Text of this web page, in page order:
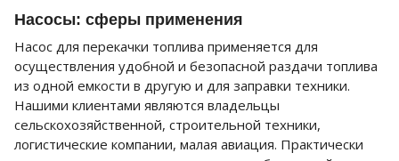
Насосы: сферы применения
Насос для перекачки топлива применяется для
осуществления удобной и безопасной раздачи топлива
из одной емкости в другую и для заправки техники.
Нашими клиентами являются владельцы
сельскохозяйственной, строительной техники,
логистические компании, малая авиация. Практически